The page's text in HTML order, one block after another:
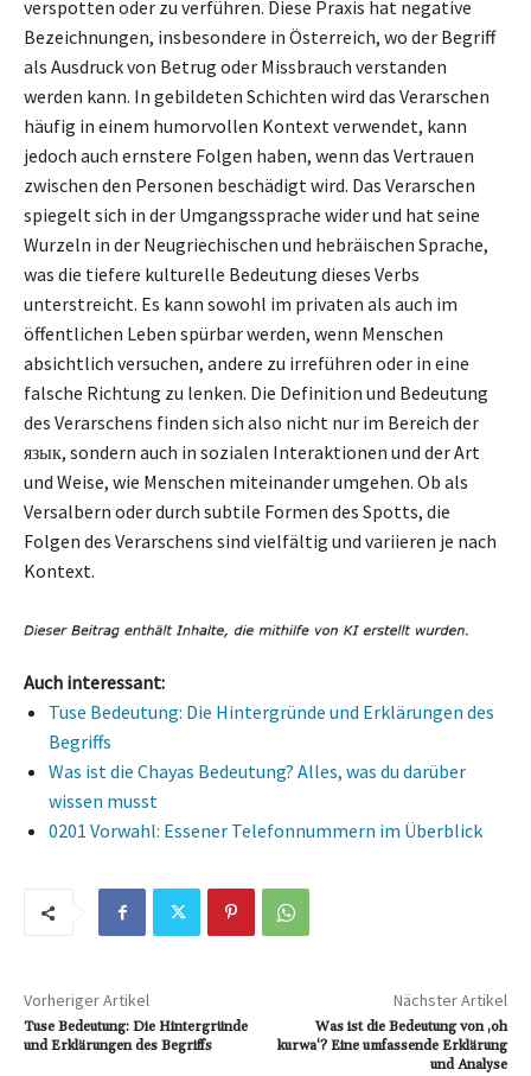
verspotten oder zu verführen. Diese Praxis hat negative
Bezeichnungen, insbesondere in Österreich, wo der Begriff
als Ausdruck von Betrug oder Missbrauch verstanden
werden kann. In gebildeten Schichten wird das Verarschen
häufig in einem humorvollen Kontext verwendet, kann
jedoch auch ernstere Folgen haben, wenn das Vertrauen
zwischen den Personen beschädigt wird. Das Verarschen
spiegelt sich in der Umgangssprache wider und hat seine
Wurzeln in der Neugriechischen und hebräischen Sprache,
was die tiefere kulturelle Bedeutung dieses Verbs
unterstreicht. Es kann sowohl im privaten als auch im
öffentlichen Leben spürbar werden, wenn Menschen
absichtlich versuchen, andere zu irreführen oder in eine
falsche Richtung zu lenken. Die Definition und Bedeutung
des Verarschens finden sich also nicht nur im Bereich der
язык, sondern auch in sozialen Interaktionen und der Art
und Weise, wie Menschen miteinander umgehen. Ob als
Versalbern oder durch subtile Formen des Spotts, die
Folgen des Verarschens sind vielfältig und variieren je nach
Kontext.
Auch interessant:
Tuse Bedeutung: Die Hintergründe und Erklärungen des
Begriffs
Was ist die Chayas Bedeutung? Alles, was du darüber
wissen musst
0201 Vorwahl: Essener Telefonnummern im Überblick
Vorheriger Artikel
Tuse Bedeutung: Die Hintergründe
und Erklärungen des Begriffs
Nächster Artikel
Was ist die Bedeutung von ‚oh
kurwa‘? Eine umfassende Erklärung
und Analyse